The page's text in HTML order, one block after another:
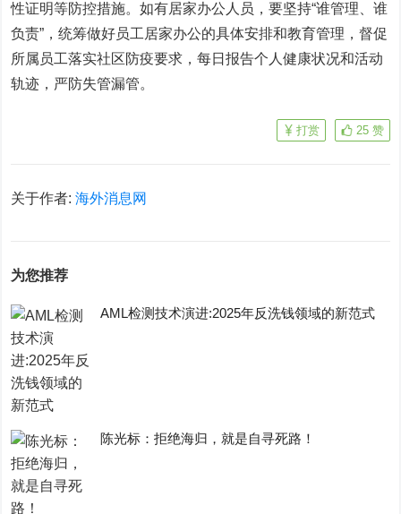
性证明等防控措施。如有居家办公人员，要坚持“谁管理、谁
负责”，统筹做好员工居家办公的具体安排和教育管理，督促
所属员工落实社区防疫要求，每日报告个人健康状况和活动
轨迹，严防失管漏管。
25 赞
打赏
关于作者:海外消息网
为您推荐
AML检测技术演进:2025年反洗钱领域的新范式
陈光标：拒绝海归，就是自寻死路！